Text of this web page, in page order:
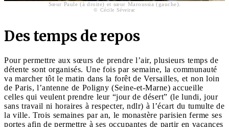
Sœur Paule (à droite) et sœur Maroussia (gauche).
© Cécile Séveirac
Des temps de repos
Pour permettre aux sœurs de prendre l’air, plusieurs temps de
détente sont organisés. Une fois par semaine, la communauté
va marcher tôt le matin dans la forêt de Versailles, et non loin
de Paris, l’antenne de Poligny (Seine-et-Marne) accueille
celles qui veulent prendre leur “jour de désert” (le lundi, jour
sans travail ni horaires à respecter, ndlr) à l’écart du tumulte de
la ville. Trois semaines par an, le monastère parisien ferme ses
portes afin de permettre à ses occupantes de partir en vacances